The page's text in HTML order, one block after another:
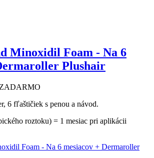
Minoxidil Foam - Na 6
Plushair
6 fľaštičiek s penou a návod.
roztoku) = 1 mesiac pri aplikácii